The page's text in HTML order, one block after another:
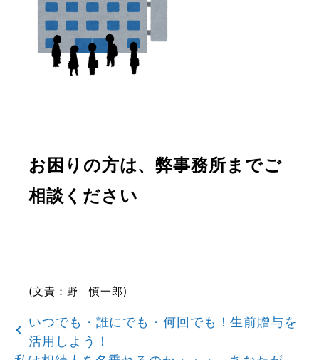
お困りの方は、弊事務所までご
相談ください
(文責：野 慎一郎)
いつでも・誰にでも・何回でも！生前贈与を
活用しよう！